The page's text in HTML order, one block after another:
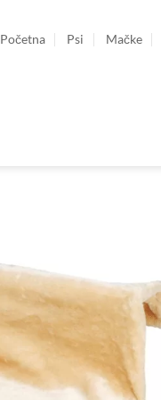
Početna Psi
Mačke
u
Omiljene